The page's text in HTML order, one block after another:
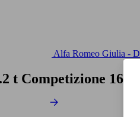
Alfa Romeo Giulia -
t Competizione